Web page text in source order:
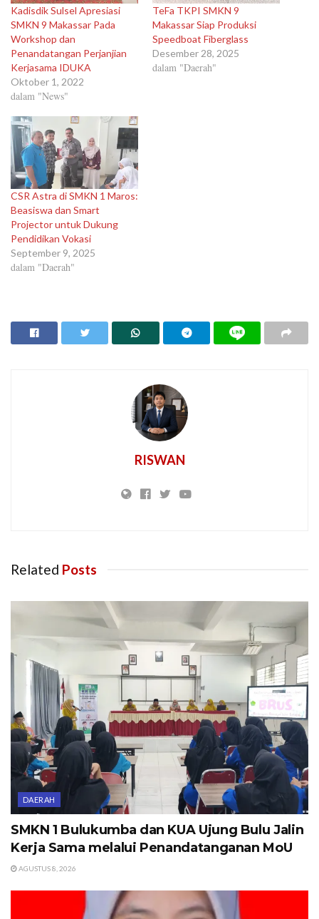
Kadisdik Sulsel Apresiasi
SMKN 9 Makassar Pada
Workshop dan
Penandatangan Perjanjian
Kerjasama IDUKA
Oktober 1, 2022
dalam "News"
TeFa TKPI SMKN 9
Makassar Siap Produksi
Speedboat Fiberglass
Desember 28, 2025
dalam "Daerah"
CSR Astra di SMKN 1 Maros:
Beasiswa dan Smart
Projector untuk Dukung
Pendidikan Vokasi
September 9, 2025
dalam "Daerah"
RISWAN
Related Posts
DAERAH
SMKN 1 Bulukumba dan KUA Ujung Bulu Jalin
Kerja Sama melalui Penandatanganan MoU
AGUSTUS 8, 2026